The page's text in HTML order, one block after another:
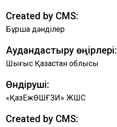
Created by CMS:
Бұршақ дәнділер
Аудандастыру өңірлері:
Шығыс Қазақстан облысы
Өндіруші:
«ҚазЕжӨШҒЗИ» ЖШС
Created by CMS: